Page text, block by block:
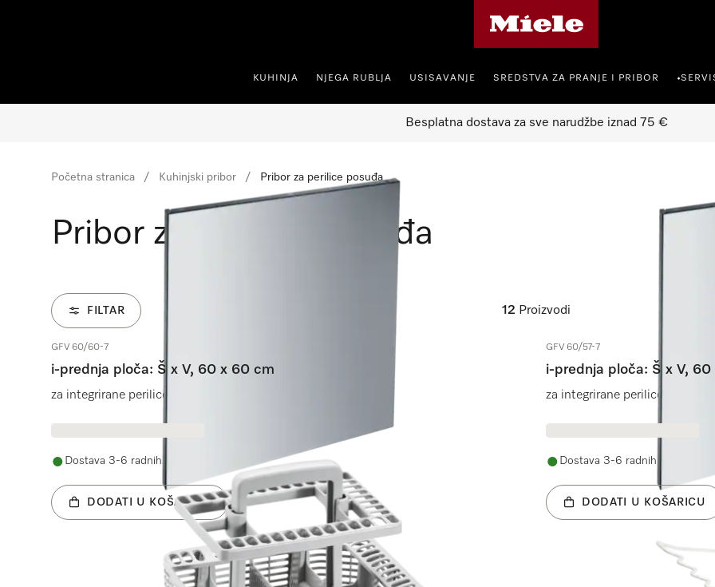
KUHINJA NJEGA RUBLJA USISAVANJE SREDSTVA ZA PRANJE I PRIBOR •
Besplatna dostava za sve narudžbe iznad 75 €
Početna stranica Kuhinjski pribor Pribor za perilice posuđa
Pribor za perilice posuđa
FILTAR 12 Proizvodi
GFV 60/60-7
i-prednja ploča: Š x V, 60 x 60 cm
za integrirane perilice posuđa.
Dostava 3-6 radnih dana
DODATI U KOŠARICU
GFV 60/57-7
i-prednja ploča: Š x V, 60
za integrirane perilice posuđa.
Dostava 3-6 radnih dana
DODATI U KOŠARICU